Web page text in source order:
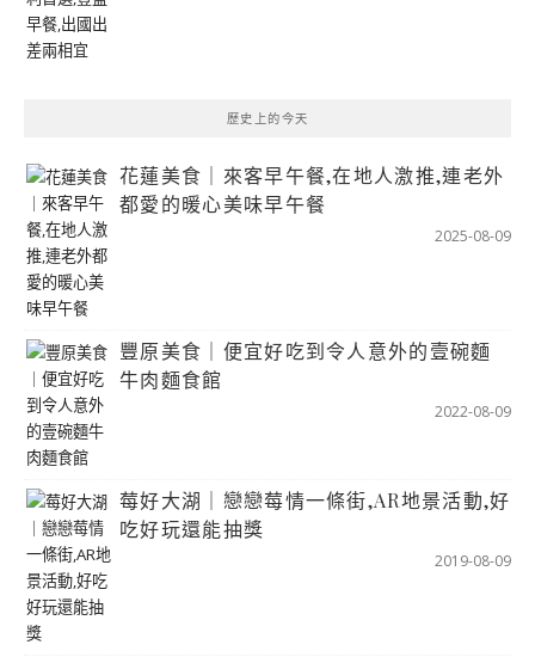
歷史上的今天
花蓮美食｜來客早午餐,在地人激推,連老外
都愛的暖心美味早午餐
2025-08-09
豐原美食｜便宜好吃到令人意外的壹碗麵
牛肉麵食館
2022-08-09
莓好大湖｜戀戀莓情一條街,AR地景活動,好
吃好玩還能抽獎
2019-08-09